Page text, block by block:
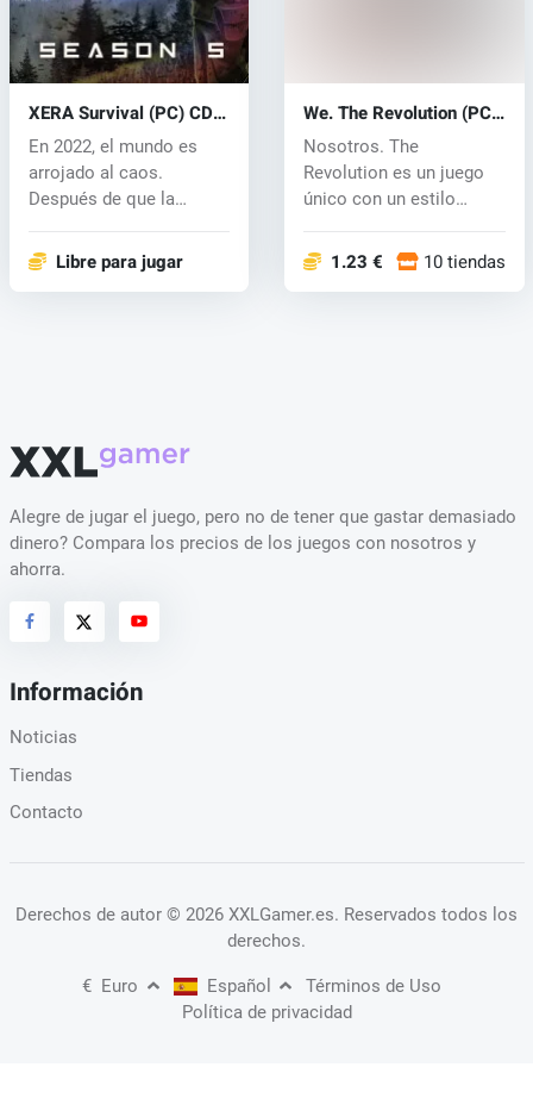
XERA Survival (PC) CD
key
En 2022, el mundo es
arrojado al caos.
Después de que la
Libre para jugar
We. The Revolution (PC)
CD key
Nosotros. The
Revolution es un juego
único con un estilo
1.23 € 10 tiendas
Alegre de jugar el juego, pero no de tener que gastar demasiado
dinero? Compara los precios de los juegos con nosotros y
ahorra.
Información
Noticias
Tiendas
Contacto
Derechos de autor © 2026 XXLGamer.es. Reservados todos los
derechos.
€ Euro Español
Términos de Uso
Política de privacidad